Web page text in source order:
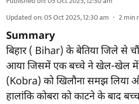
Updated on:05 Oct 2025, 12:30 am 2min
Summary
बिहार ( Bihar) के बेतिया जिले से
आया जिसमें एक बच्चे ने खेल-खेल में
(Kobra) को खिलौना समझ लिया
‌हालांकि कोबरा को काटने के बाद